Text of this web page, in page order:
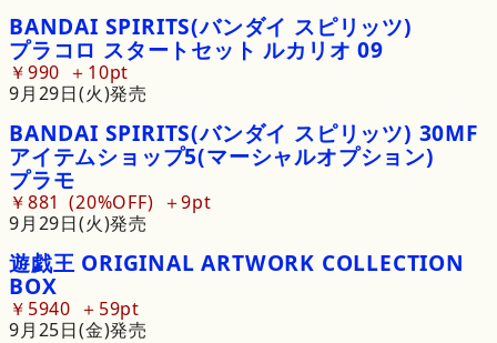
BANDAI SPIRITS(バンダイ スピリッツ)
プラコロ スタートセット ルカリオ 09
￥990
10pt
9月29日(火)発売
BANDAI SPIRITS(バンダイ スピリッツ) 30MF
アイテムショップ5(マーシャルオプション)
プラモ
￥881 20%OFF
9pt
9月29日(火)発売
遊戯王 ORIGINAL ARTWORK COLLECTION
BOX
￥5940
59pt
9月25日(金)発売